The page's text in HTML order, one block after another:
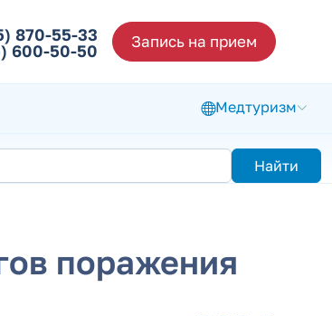
870-55-33
600-50-50
Запись на прием
Медтуризм
Найти
поражения